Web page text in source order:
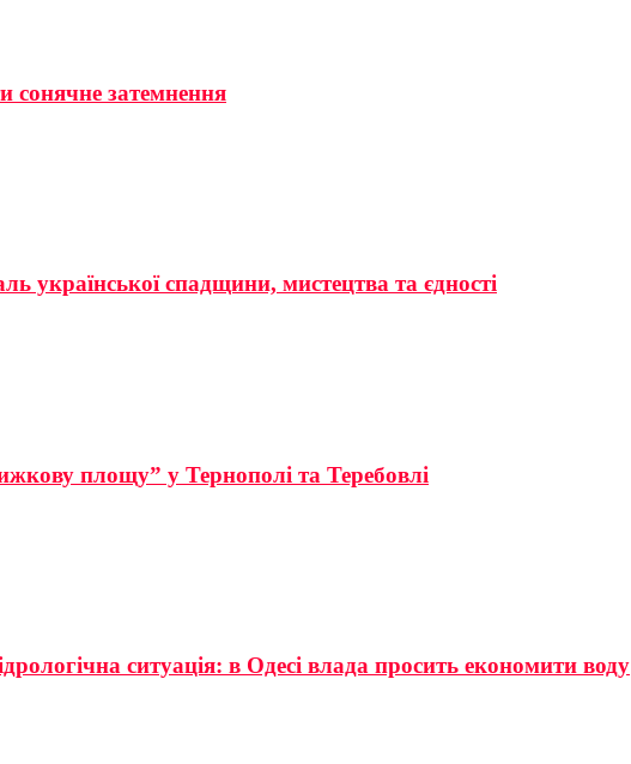
сонячне затемнення
української спадщини, мистецтва та єдності
площу” у Тернополі та Теребовлі
ситуація: в Одесі влада просить економити воду